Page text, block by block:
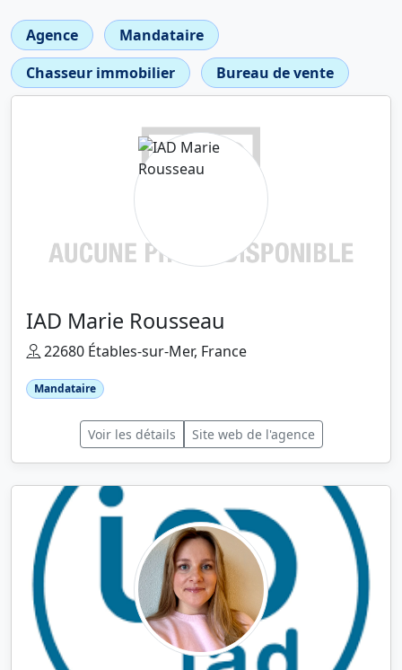
Agence
Mandataire
Chasseur immobilier
Bureau de vente
IAD Marie Rousseau
22680 Étables-sur-Mer, France
Mandataire
Voir les détails Site web de l'agence